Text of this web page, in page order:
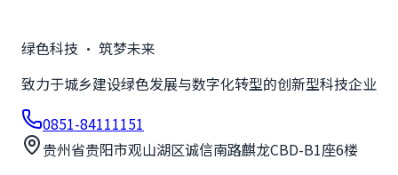
绿色科技 · 筑梦未来
致力于城乡建设绿色发展与数字化转型的创新型科技企业
0851-84111151
贵州省贵阳市观山湖区诚信南路麒龙CBD-B1座6楼